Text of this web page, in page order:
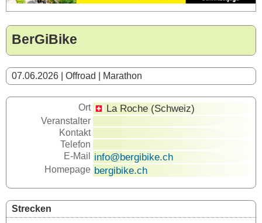
BerGiBike
07.06.2026 | Offroad | Marathon
Ort La Roche (Schweiz)
Veranstalter
Kontakt
Telefon
E-Mail
info@bergibike.ch
Homepage bergibike.ch
Strecken